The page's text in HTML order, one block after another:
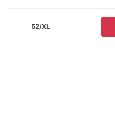
52/XL